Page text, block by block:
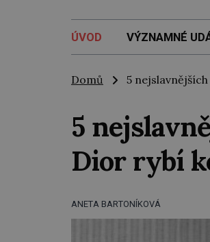
ÚVOD VÝZNAMNÉ
Domů 5
5
Dior rybí
ANETA BARTONÍKOVÁ